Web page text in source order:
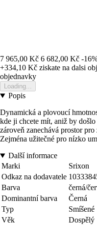
7 965,00 Kč 6 682,00 Kč -
+334,10 Kč ziskate na dalsi
objednavky
Loading...
Popis
Dynamická a plovoucí
kde ji chcete mít, aniž by
zároveň zanechává prostor
Zejména užitečné pro nízko
Další informace
Marki
Srixon
Odkaz na dodavatele
Barva
černá/
Dominantní barva
Černá
Typ
Smíšené
Věk
Dospělý